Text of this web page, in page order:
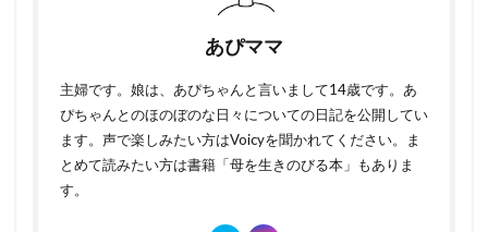
あぴママ
主婦です。娘は、あぴちゃんと言いまして14歳です。あ
ぴちゃんとのほのぼのな日々についての日記を公開してい
ます。声で楽しみたい方はVoicyを聞かれてください。ま
とめて読みたい方は書籍「母を生きのびる本」もありま
す。